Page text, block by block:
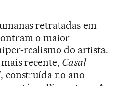
retratadas em
o maior
realismo do artista.
recente, Casal
, construída no ano